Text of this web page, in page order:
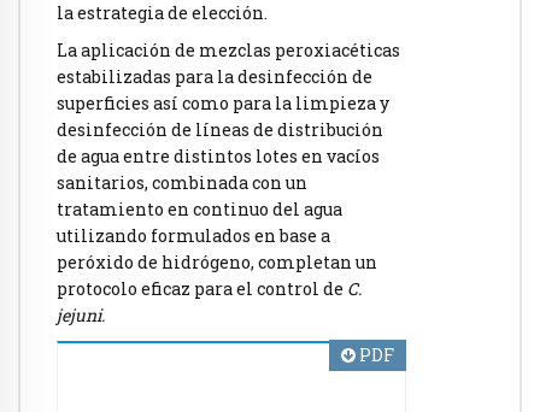
la estrategia de elección.
La aplicación de mezclas peroxiacéticas
estabilizadas para la desinfección de
superficies así como para la limpieza y
desinfección de líneas de distribución
de agua entre distintos lotes en vacíos
sanitarios, combinada con un
tratamiento en continuo del agua
utilizando formulados en base a
peróxido de hidrógeno, completan un
protocolo eficaz para el control de C.
jejuni.
PDF